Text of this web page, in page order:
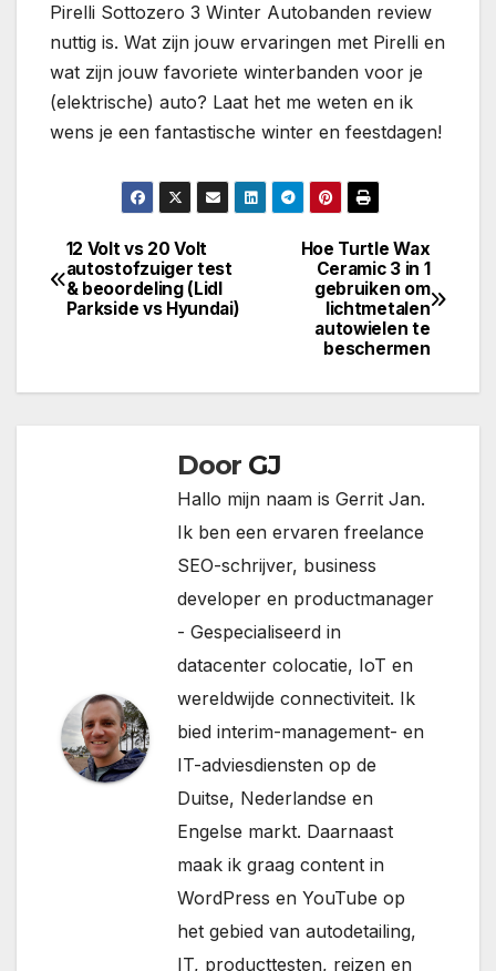
Pirelli Sottozero 3 Winter Autobanden review
nuttig is. Wat zijn jouw ervaringen met Pirelli en
wat zijn jouw favoriete winterbanden voor je
(elektrische) auto? Laat het me weten en ik
wens je een fantastische winter en feestdagen!
Bericht
navigatie
Hoe Turtle Wax
Ceramic 3 in 1
gebruiken om
lichtmetalen
autowielen te
beschermen
12 Volt vs 20 Volt
autostofzuiger test
& beoordeling (Lidl
Parkside vs Hyundai)
Door GJ
Hallo mijn naam is Gerrit Jan.
Ik ben een ervaren freelance
SEO-schrijver, business
developer en productmanager
- Gespecialiseerd in
datacenter colocatie, IoT en
wereldwijde connectiviteit. Ik
bied interim-management- en
IT-adviesdiensten op de
Duitse, Nederlandse en
Engelse markt. Daarnaast
maak ik graag content in
WordPress en YouTube op
het gebied van autodetailing,
IT, producttesten, reizen en